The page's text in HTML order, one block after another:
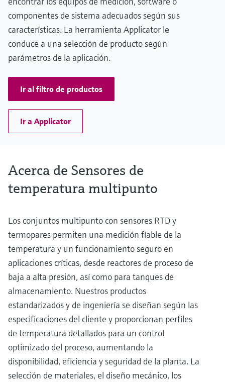
–40 °C … 870 °C
(–40 °F … 752 °F)
Máx. longitud de inmersión bajo demanda
componentes de sistema adecuados según sus
características. La herramienta Applicator le
conduce a una selección de producto según
parámetros de la aplicación.
Ir al filtro de productos
Ir a Applicator
Acerca de Sensores de
temperatura multipunto
Los conjuntos multipunto con sensores RTD y
termopares permiten una medición fiable de la
temperatura y un funcionamiento seguro en
aplicaciones críticas, desde reactores de proceso de
baja a alta presión, así como para tanques de
almacenamiento. Nuestros productos
estandarizados y de ingeniería se diseñan según las
especificaciones del cliente y proporcionan perfiles
de temperatura detallados para un control
optimizado del proceso, aumentando la
disponibilidad, eficiencia y seguridad de la planta. La
selección de materiales, el diseño mecánico, los